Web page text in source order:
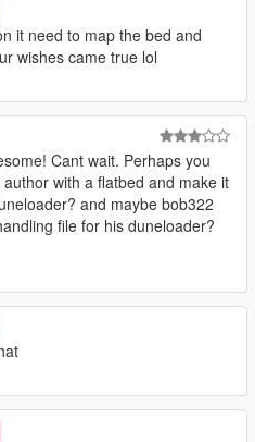
it need to map the bed and
wishes came true lol
Cant wait. Perhaps you
with a flatbed and make it
and maybe bob322
file for his duneloader?